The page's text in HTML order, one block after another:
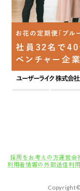
採用をお考えの方運営会
利用者情報の外部送信利